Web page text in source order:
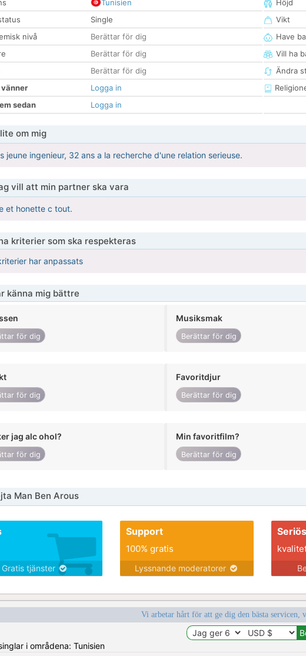
Tunisien
Single
nivå
Berättar för dig
Berättar för dig
Berättar för dig
Logga in
sedan
Logga in
Höjd
Vikt
Have
Vill ha
Ändra
om mig
jeune ingenieur, 32 ans a la recherche d'une relation serieuse.
vill att min partner ska vara
et honette c tout.
kriterier som ska respekteras
har anpassats
känna mig bättre
för dig
Musiksmak
Berättar för dig
för dig
Favoritdjur
Berättar för dig
jag alc ohol?
för dig
Min favoritfilm?
Berättar för dig
Man Ben Arous
Gratis tjänster
Support
100% gratis
Lyssnande moderatorer
Seriös
Vi arbetar hårt för att ge dig den bästa servicen,
i områdena: Tunisien